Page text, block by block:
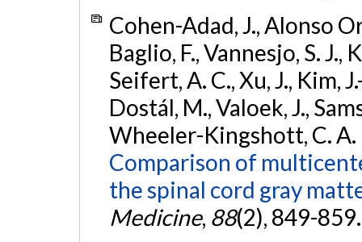
Cohen-Adad, J., Alonso
Baglio, F., Vannesjo, S.
Seifert, A. C., Xu, J., Kim,
Dostál, M., Valoek, J.,
Wheeler-Kingshott, C. A.
Comparison of
the spinal cord gray
Medicine, 88(2), 849-